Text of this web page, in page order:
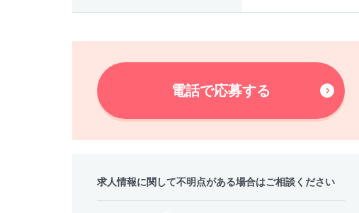
電話で応募する
求人情報に関して不明点がある場合はご相談ください